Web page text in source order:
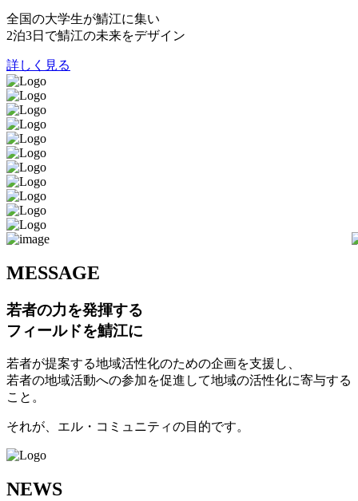
全国の大学生が鯖江に集い
2泊3日で鯖江の未来をデザイン
詳しく見る
MESSAGE
若者の力を発揮する
フィールドを鯖江に
若者が提案する地域活性化のための企画を支援し、
若者の地域活動への参加を促進して地域の活性化に寄与する
こと。
それが、エル・コミュニティの目的です。
NEWS